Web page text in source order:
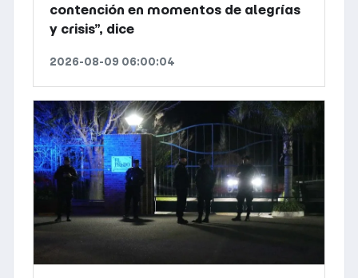
contención en momentos de alegrías
y crisis”, dice
2026-08-09 06:00:04